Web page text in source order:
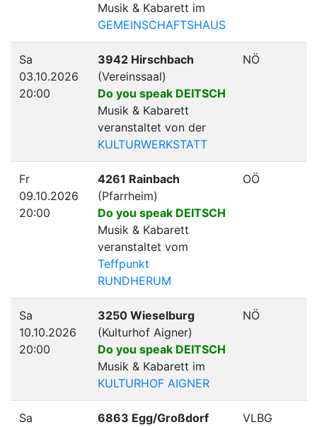
Musik & Kabarett im
GEMEINSCHAFTSHAUS
Sa
03.10.2026
20:00
3942 Hirschbach
(Vereinssaal)
Do you speak DEITSCH
Musik & Kabarett
veranstaltet von der
KULTURWERKSTATT
NÖ
Fr
09.10.2026
20:00
4261 Rainbach
(Pfarrheim)
Do you speak DEITSCH
Musik & Kabarett
veranstaltet vom
Teffpunkt
RUNDHERUM
OÖ
Sa
10.10.2026
20:00
3250 Wieselburg
(Kulturhof Aigner)
Do you speak DEITSCH
Musik & Kabarett im
KULTURHOF AIGNER
NÖ
Sa
6863 Egg/Großdorf
VLBG